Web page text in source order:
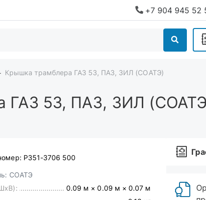
+7 904 945 52
Крышка трамблера ГАЗ 53, ПАЗ, ЗИЛ (СОАТЭ)
ГАЗ 53, ПАЗ, ЗИЛ
Р351-3706 500
СОАТЭ
0.09 м × 0.09 м × 0.07 м